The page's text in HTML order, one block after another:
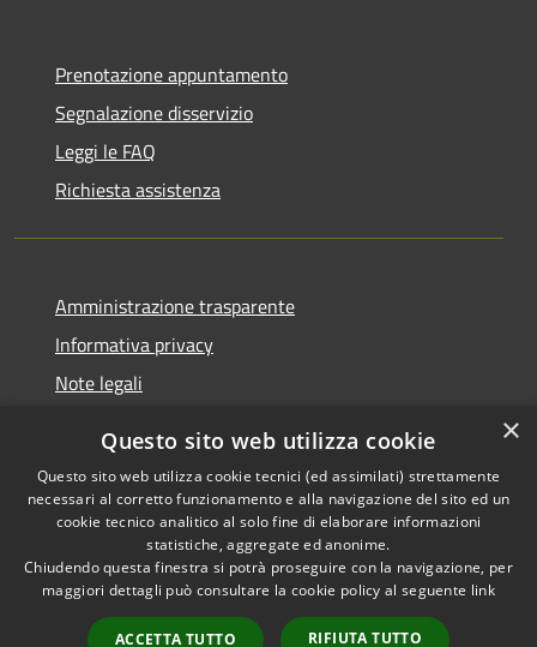
Prenotazione appuntamento
Segnalazione disservizio
Leggi le FAQ
Richiesta assistenza
Amministrazione trasparente
Informativa privacy
Note legali
Accessibilità
Privacy
Copyright © 2026 • Comune di
Palestrina • Powered by
Municipium•Accesso
redazione
×
Questo sito web utilizza cookie
Questo sito web utilizza cookie tecnici (ed assimilati) strettamente
necessari al corretto funzionamento e alla navigazione del sito ed un
cookie tecnico analitico al solo fine di elaborare informazioni
statistiche, aggregate ed anonime.
Chiudendo questa finestra si potrà proseguire con la navigazione, per
maggiori dettagli può consultare la cookie policy al seguente link
ACCETTA TUTTO RIFIUTA TUTTO